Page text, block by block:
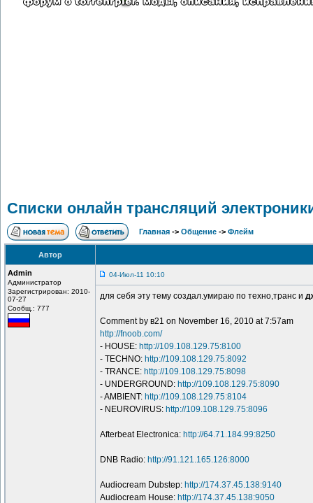
Списки онлайн трансляций
Главная -> Общение -> Флейм
Автор
Admin
Администратор
Зарегистрирован: 2010-
07-27
Сообщ.: 777
04-Июл-11 10:10
для себя эту тему создал.умираю по техно,транс и
Comment by в21 on November 16, 2010 at 7:57am
http://fnoob.com/
- HOUSE: http://109.108.129.75:8100
- TECHNO: http://109.108.129.75:8092
- TRANCE: http://109.108.129.75:8098
- UNDERGROUND: http://109.108.129.75:8090
- AMBIENT: http://109.108.129.75:8104
- NEUROVIRUS: http://109.108.129.75:8096
Afterbeat Electronica: http://64.71.184.99:8250
DNB Radio: http://91.121.165.126:8000
Audiocream Dubstep: http://174.37.45.138:9140
Audiocream House: http://174.37.45.138:9050